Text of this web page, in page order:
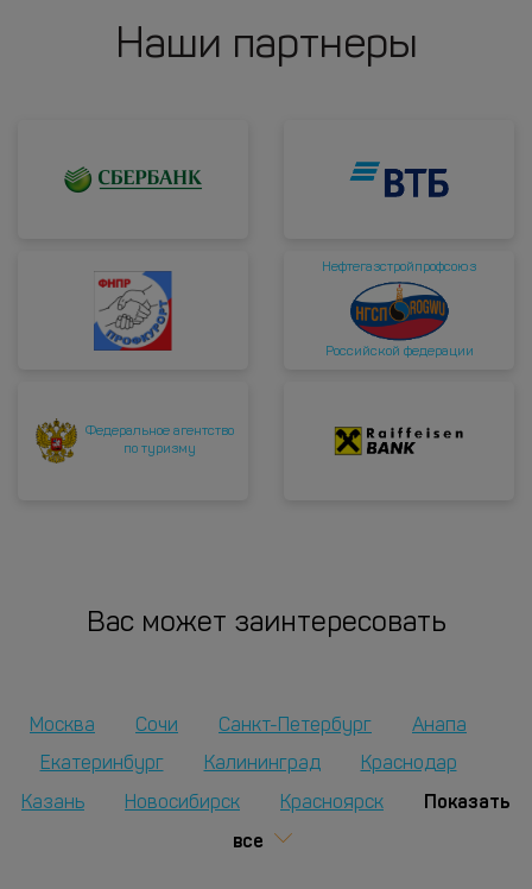
Наши партнеры
Нефтегазстройпрофсоюз
Российской федерации
Федеральное агентство
по туризму
Вас может заинтересовать
Москва Сочи Санкт-Петербург
Анапа
Екатеринбург
Калининград Краснодар
Казань Новосибирск Красноярск
Показать
все